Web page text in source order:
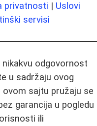
privatnosti | Uslovi
servisi
odgovornost
u sadržaju ovog
sajtu pružaju se
garancija u pogledu
ili